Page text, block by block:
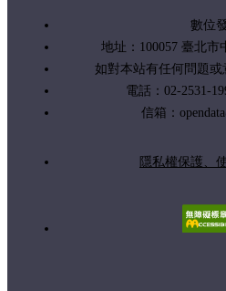
數位
地址：100057 臺北市
如對本站有任何問題
電話：02-2531-
信箱：
隱私權保護、